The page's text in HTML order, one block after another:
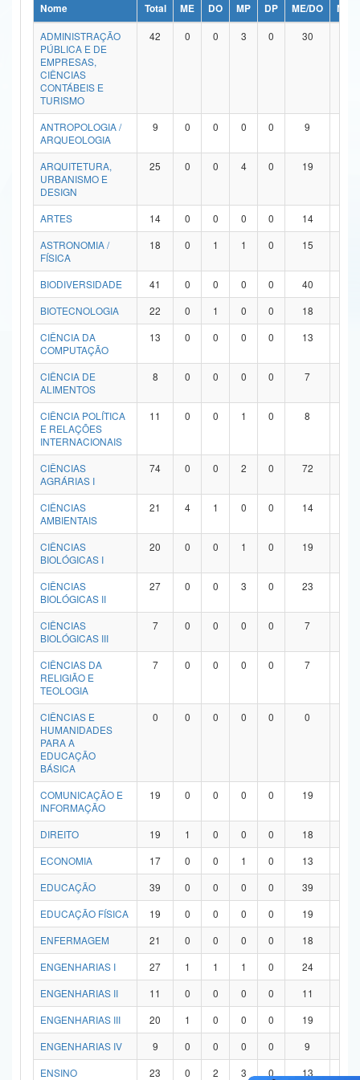
Ministério da Ciência, Tecnologia, Inovações e Comunicações
Ministério do Meio Ambiente
Ministério do Turismo
Ministério do Desenvolvimento Regional
Controladoria-Geral da União
Ministério da Mulher, da Família e dos Direitos Humanos
Secretaria de Governo
Advocacia-Geral da União
Banco Central do Brasil
Nome Total ME DO MP DP ME/DO
MP/
ADMINISTRAÇÃO
PÚBLICA E DE
EMPRESAS,
CIÊNCIAS
CONTÁBEIS E
TURISMO
42 0 0 3 0 30
ANTROPOLOGIA /
ARQUEOLOGIA
9 0 0 0 0 9
ARQUITETURA,
URBANISMO E
DESIGN
25 0 0 4 0 19
ARTES 14 0 0 0 0 14
ASTRONOMIA /
FÍSICA
18 0 1 1 0 15
BIODIVERSIDADE 41 0 0 0 0 40
BIOTECNOLOGIA
22 0 1 0 0 18
CIÊNCIA DA
COMPUTAÇÃO
13 0 0 0 0 13
CIÊNCIA DE
ALIMENTOS
8 0 0 0 0 7
CIÊNCIA POLÍTICA
E RELAÇÕES
INTERNACIONAIS
11 0 0 1 0 8
CIÊNCIAS
AGRÁRIAS I
74 0 0 2 0 72
CIÊNCIAS
AMBIENTAIS
21 4 1 0 0 14
CIÊNCIAS
BIOLÓGICAS I
20 0 0 1 0 19
CIÊNCIAS
BIOLÓGICAS II
27 0 0 3 0 23
CIÊNCIAS
BIOLÓGICAS III
7 0 0 0 0 7
CIÊNCIAS DA
RELIGIÃO E
TEOLOGIA
7 0 0 0 0 7
CIÊNCIAS E
HUMANIDADES
PARA A
EDUCAÇÃO
BÁSICA
0 0 0 0 0 0
COMUNICAÇÃO E
INFORMAÇÃO
19 0 0 0 0 19
DIREITO 19 1 0 0 0 18
ECONOMIA
17 0 0 1 0 13
EDUCAÇÃO
39 0 0 0 0 39
EDUCAÇÃO FÍSICA
19 0 0 0 0 19
ENFERMAGEM
21 0 0 0 0 18
ENGENHARIAS I
27 1 1 1 0 24
ENGENHARIAS II
11 0 0 0 0 11
ENGENHARIAS III
20 1 0 0 0 19
ENGENHARIAS IV
9 0 0 0 0 9
ENSINO
23 0 2 3 0 13